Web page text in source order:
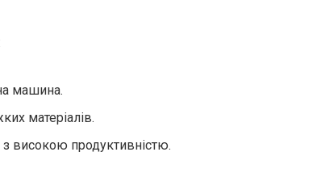
машина.
матеріалів.
високою продуктивністю.